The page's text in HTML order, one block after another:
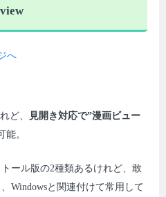
へ
ど、
見開き対応で”漫画ビュー
能。
ール版の2種類あるけれど、敢
Windowsと関連付けて常用して